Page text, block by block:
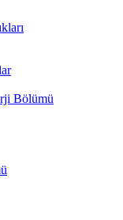
Bölümü